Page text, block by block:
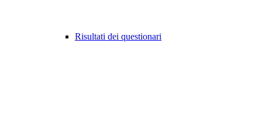
Risultati dei questionari